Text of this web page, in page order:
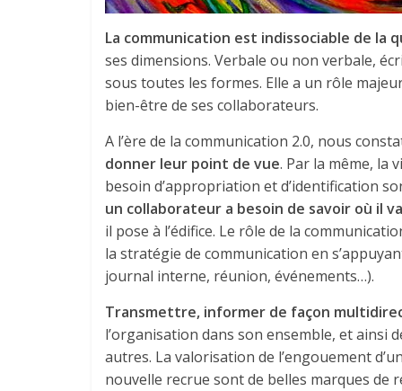
La communication est indissociable de la
ses dimensions. Verbale ou non verbale,
sous toutes les formes. Elle a un rôle
bien-être de ses collaborateurs.
A l’ère de la communication 2.0, nous
donner leur point de vue. Par la même, la
besoin d’appropriation et d’identification
un collaborateur a besoin de savoir où il
il pose à l’édifice. Le rôle de la
la stratégie de communication en
journal interne, réunion, événements…).
Transmettre, informer de façon
l’organisation dans son ensemble, et ainsi
autres. La valorisation de l’engouement
nouvelle recrue sont de belles marques de